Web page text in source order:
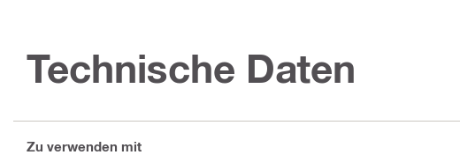
Technische Daten
Zu verwenden mit